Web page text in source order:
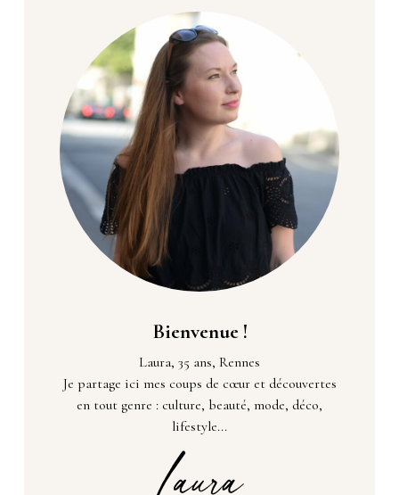
Bienvenue !
Laura, 35 ans, Rennes
Je partage ici mes coups de cœur et découvertes
en tout genre : culture, beauté, mode, déco,
lifestyle...